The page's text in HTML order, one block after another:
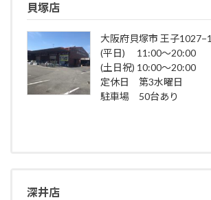
貝塚店
大阪府貝塚市 王子1027−1
(平日) 11:00～20:00
(土日祝) 10:00～20:00
定休日 第3水曜日
駐車場 50台あり
深井店